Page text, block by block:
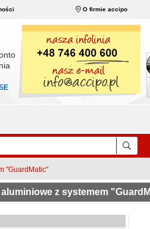
O firmie accipo
"GuardMatic"
z systemem